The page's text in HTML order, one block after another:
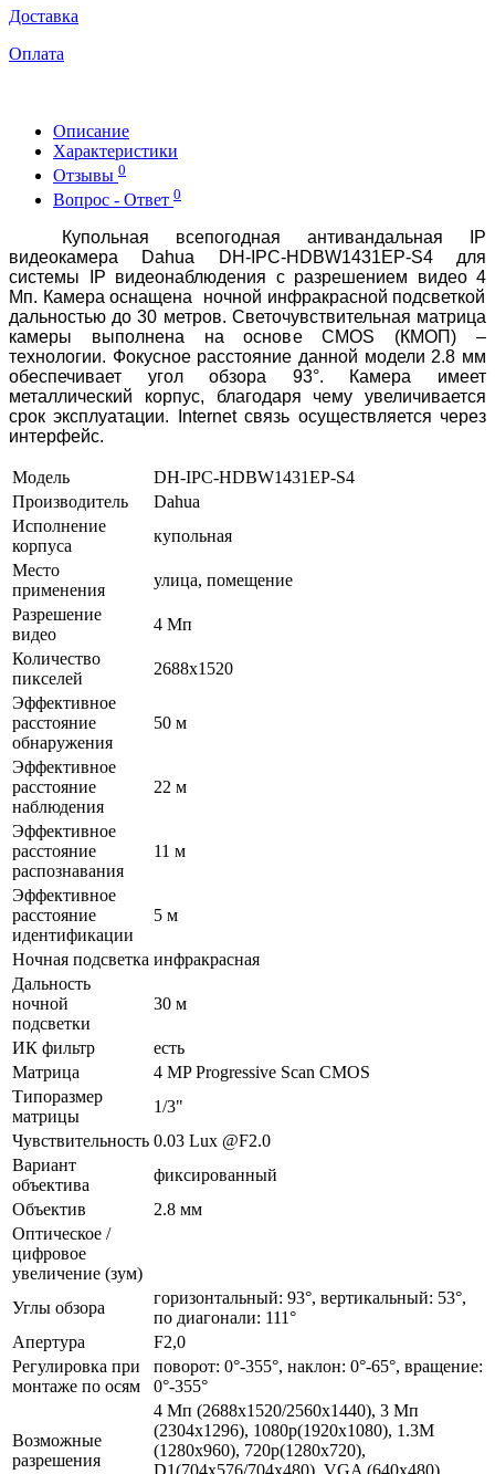
Доставка
Оплата
Описание
Характеристики
Отзывы 0
Вопрос - Ответ 0
Купольная всепогодная антивандальная IP
видеокамера Dahua DH-IPC-HDBW1431EP-S4
для
системы
IP видеонаблюдения с разрешением видео 4
Мп. Камера оснащена
ночной инфракрасной подсветкой
дальностью до30 метров. Светочувствительная матрица
камеры выполнена на основе CMOS (КМОП) –
технологии. Фокусное расстояние данной модели 2.8 мм
обеспечивает угол обзора 93°. Камера имеет
металлический корпус, благодаря чему увеличивается
срок эксплуатации.
Internet cвязь осуществляется через
интерфейс.
Модель
DH-IPC-HDBW1431EP-S4
Производитель
Dahua
Исполнение
корпуса
купольная
Место
применения
улица, помещение
Разрешение
видео
4 Мп
Количество
пикселей
2688х1520
Эффективное
расстояние
обнаружения
50 м
Эффективное
расстояние
наблюдения
22 м
Эффективное
расстояние
распознавания
11 м
Эффективное
расстояние
идентификации
5 м
Ночная подсветка инфракрасная
Дальность
ночной
подсветки
30 м
ИК фильтр
есть
Матрица
4 MP Progressive Scan CMOS
Типоразмер
матрицы
1/3"
Чувствительность 0.03 Lux @F2.0
Вариант
объектива
фиксированный
Объектив
2.8 мм
Оптическое /
цифровое
увеличение (зум)
Углы обзора
горизонтальный: 93°, вертикальный: 53°,
по диагонали: 111°
Апертура
F2,0
Регулировка при
монтаже по осям
поворот: 0°-355°, наклон: 0°-65°, вращение:
0°-355°
Возможные
разрешения
4 Мп (2688x1520/2560x1440), 3 Мп
(2304x1296), 1080p(1920x1080), 1.3M
(1280x960), 720p(1280x720),